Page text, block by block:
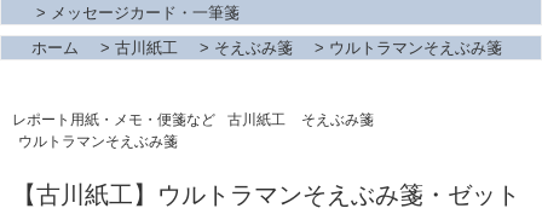
> メッセージカード・一筆箋
ホーム
> 古川紙工 > そえぶみ箋 > ウルトラマンそえぶみ箋
レポート用紙・メモ・便箋など 古川紙工
そえぶみ箋
ウルトラマンそえぶみ箋
【古川紙工】ウルトラマンそえぶみ箋・ゼット